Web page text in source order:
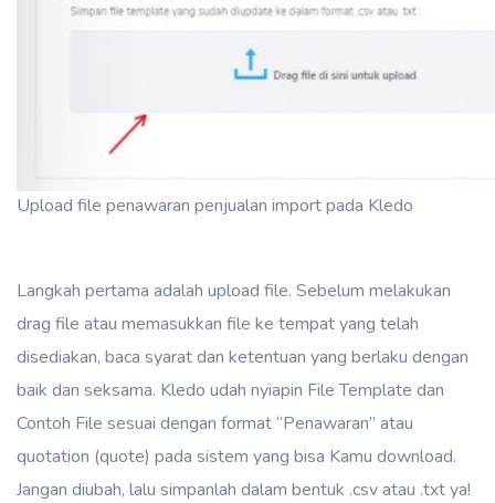
Upload file penawaran penjualan import pada Kledo
Langkah pertama adalah upload file. Sebelum melakukan
drag file atau memasukkan file ke tempat yang telah
disediakan, baca syarat dan ketentuan yang berlaku dengan
baik dan seksama. Kledo udah nyiapin File Template dan
Contoh File sesuai dengan format “Penawaran” atau
quotation (quote) pada sistem yang bisa Kamu download.
Jangan diubah, lalu simpanlah dalam bentuk .csv atau .txt ya!